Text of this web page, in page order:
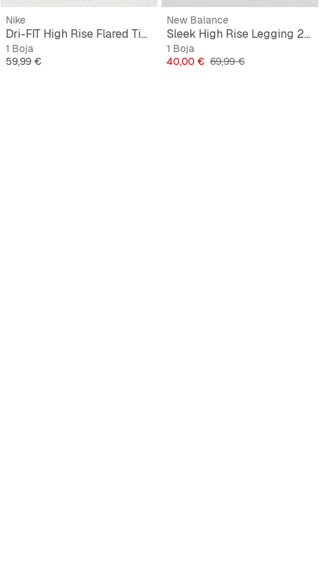
Nike
Dri-FIT High Rise Flared Tight
1 Boja
Cijena
59,99 €
New Balance
Sleek High Rise Legging 27"
1 Boja
Cijena
40,00 € Originalna cijena
69,99 €